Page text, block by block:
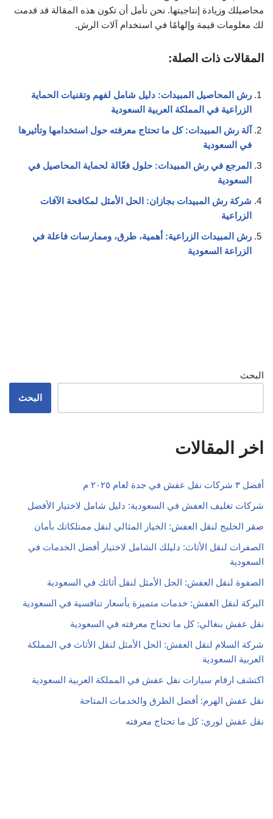
محاصيلك وزيادة إنتاجيتها. نحن نأمل أن تكون هذه المقالة قد قدمت
لك معلومات قيمة وإلهامًا في استخدام آلات الرش.
المقالات ذات الصلة:
رش المحاصيل المبيدات: دليل شامل لفهم وتقنيات الحماية
الزراعية في المملكة العربية السعودية
آلة رش المبيدات: كل ما تحتاج معرفته حول استخدامها وتأثيرها
في السعودية
المرجع في رش المبيدات: حلول فعّالة لحماية المحاصيل في
السعودية
شركة رش المبيدات بجازان: الحل الأمثل لمكافحة الآفات
الزراعية
رش المبيدات الزراعية: أهمية، طرق، وممارسات فاعلة في
الزراعة السعودية
البحث
البحث
اخر المقالات
أفضل ٣ شركات نقل عفش في جدة لعام ٢٠٢٥ م
شركات تغليف العفش في السعودية: دليل شامل لاختيار الأفضل
صقر الخليج لنقل العفش: الخيار المثالي لنقل ممتلكاتك بأمان
الصفرات لنقل الأثاث: دليلك الشامل لاختيار أفضل الخدمات في
السعودية
الصفوة لنقل العفش: الحل الأمثل لنقل أثاثك في السعودية
البركة لنقل العفش: خدمات متميزة بأسعار تنافسية في السعودية
نقل عفش بنغالي: كل ما تحتاج معرفته في السعودية
شركة السلام لنقل العفش: الحل الأمثل لنقل الأثاث في المملكة
العربية السعودية
اكتشف ارقام سيارات نقل عفش في المملكة العربية السعودية
نقل عفش الهرم: أفضل الطرق والخدمات المتاحة
نقل عفش لوري: كل ما تحتاج معرفته